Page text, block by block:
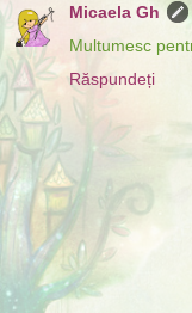
Micaela Gh
Multumesc
Răspundeți